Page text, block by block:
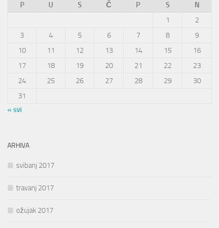
P
U S Č P S
N
1
2
3
4 5 6 7 8
9
10
11 12 13 14 15
16
17
18 19 20 21 22
23
24
25 26 27 28 29
30
31
« svi
ARHIVA
svibanj 2017
travanj 2017
ožujak 2017